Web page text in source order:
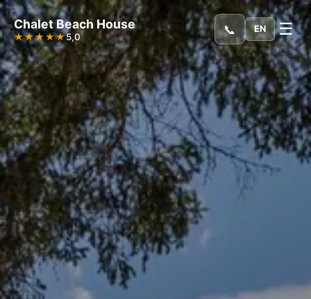
Chalet Beach House
★★★★★5,0 📞 EN ☰